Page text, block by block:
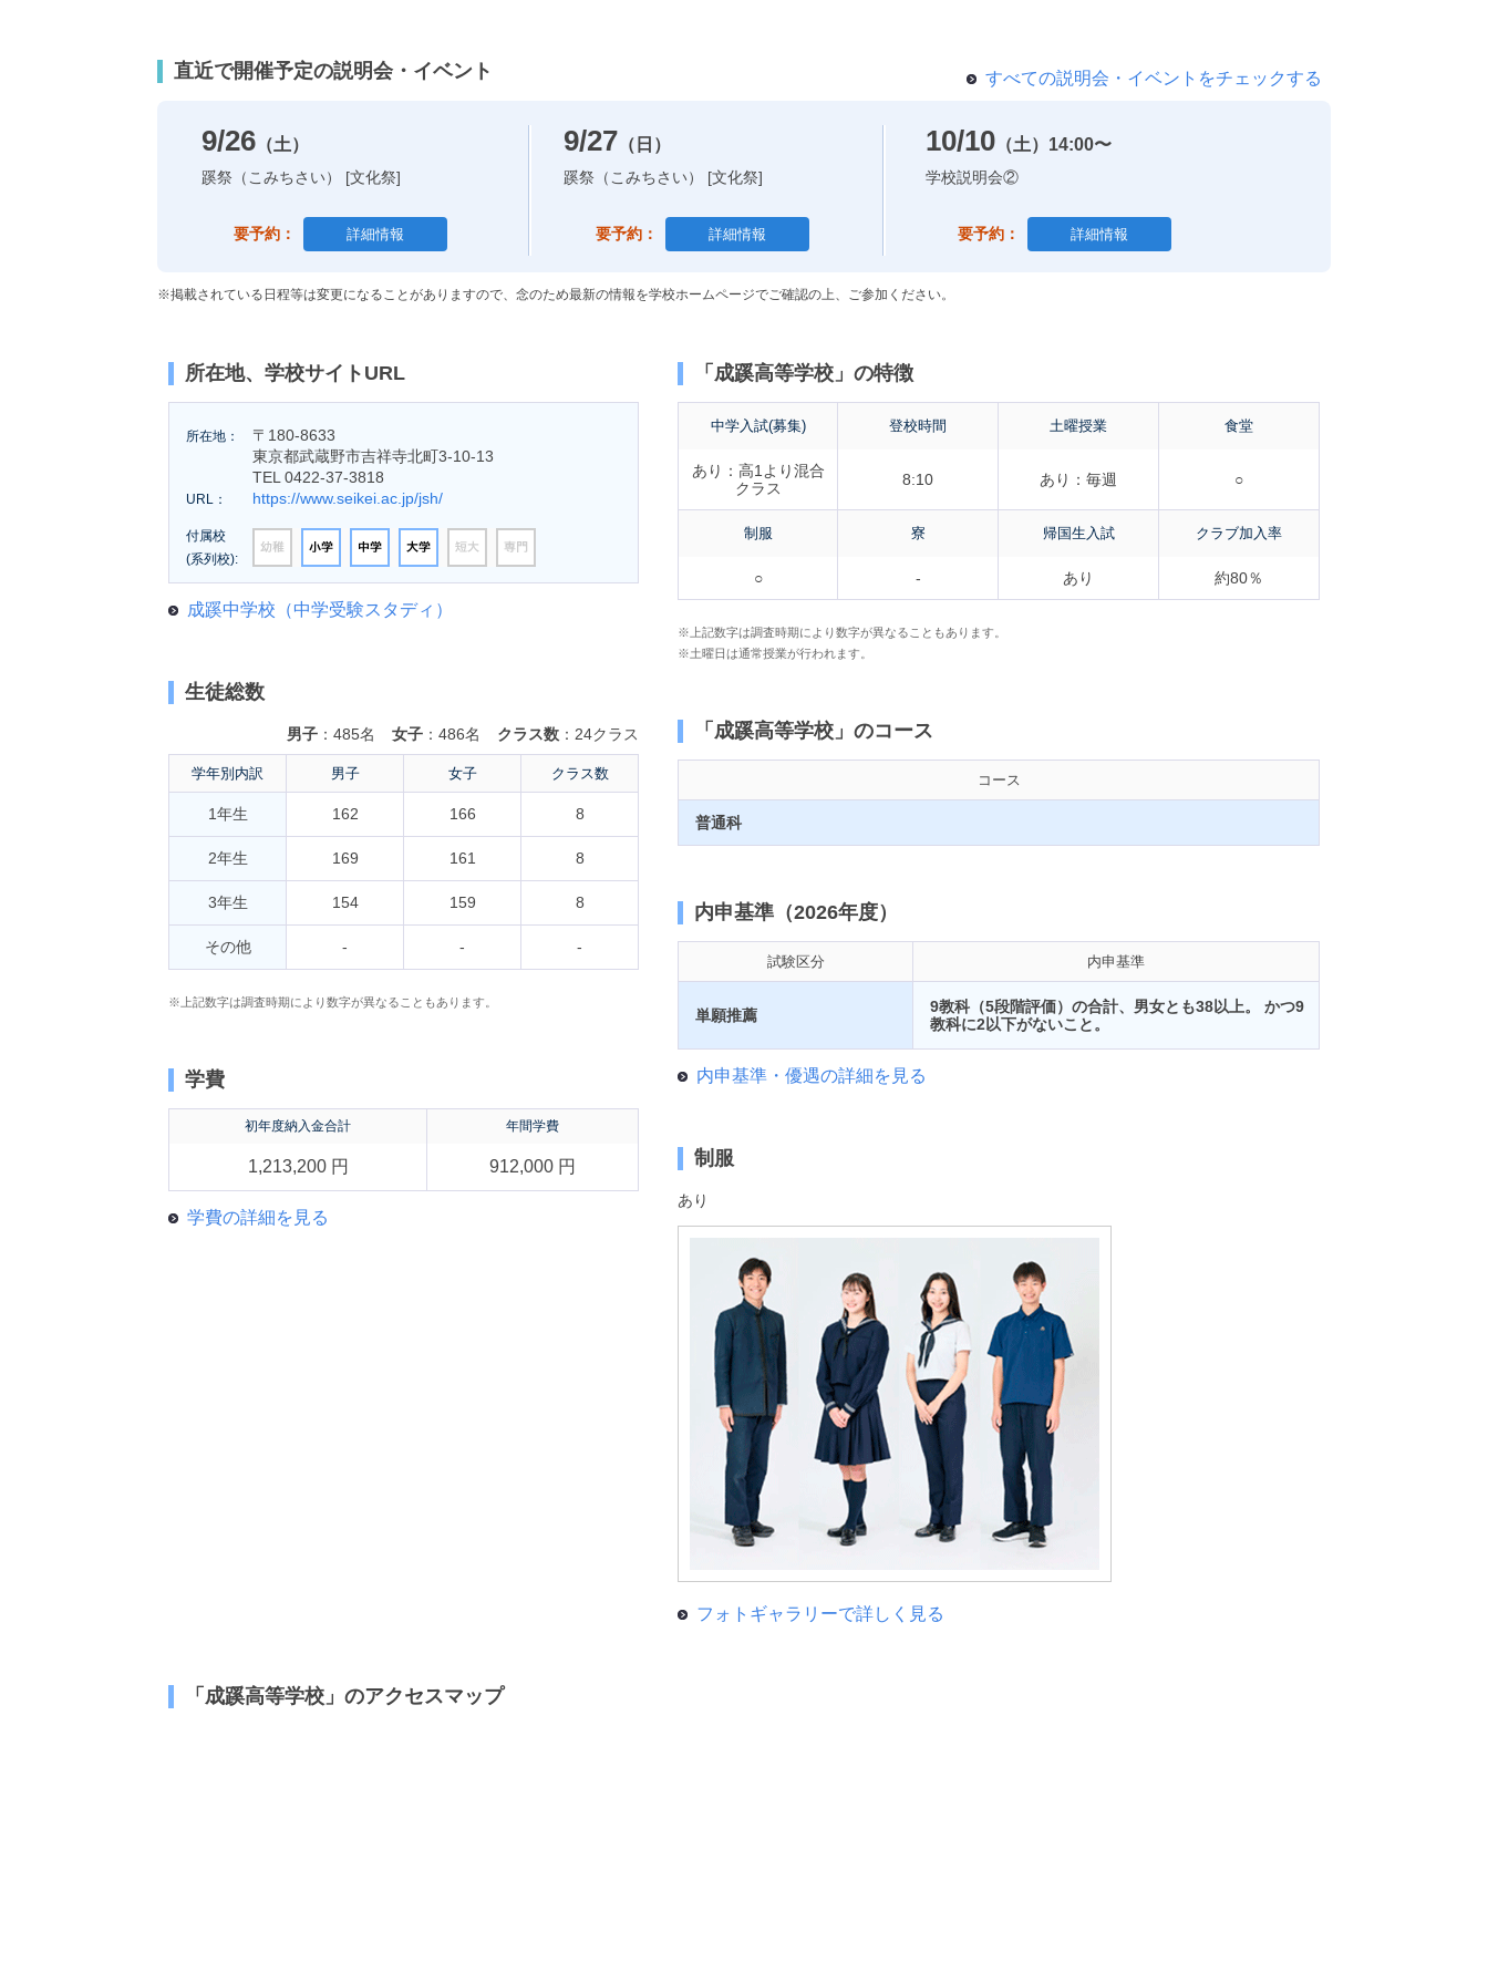
直近で開催予定の説明会・イベント すべての説明会・イベントをチェックする
9/26 （土）
蹊祭（こみちさい） [文化祭]
要予約： 詳細情報
9/27 （日）
蹊祭（こみちさい） [文化祭]
要予約： 詳細情報
10/10 （土） 14:00〜
学校説明会②
要予約： 詳細情報
※掲載されている日程等は変更になることがありますので、念のため最新の情報を学校ホームページでご確認の上、ご参加ください。
所在地、学校サイトURL
所在地：
〒180-8633
東京都武蔵野市吉祥寺北町3-10-13
TEL 0422-37-3818
URL： https://www.seikei.ac.jp/jsh/
付属校
(系列校):
成蹊中学校（中学受験スタディ）
生徒総数
男子 ：485名 女子 ：486名 クラス数 ：24クラス
学年別内訳 男子 女子 クラス数
1年生 162 166 8
2年生 169 161 8
3年生 154 159 8
その他 - - -
※上記数字は調査時期により数字が異なることもあります。
学費
初年度納入金合計 年間学費
1,213,200 円 912,000 円
学費の詳細を見る
「成蹊高等学校」の特徴
中学入試(募集) 登校時間 土曜授業 食堂
あり：高1より混合
クラス
8:10 あり：毎週 ○
制服 寮 帰国生入試 クラブ加入率
○ - あり 約80％
※上記数字は調査時期により数字が異なることもあります。
※土曜日は通常授業が行われます。
「成蹊高等学校」のコース
コース
普通科
内申基準（2026年度）
試験区分 内申基準
単願推薦
9教科（5段階評価）の合計、男女とも38以上。 かつ9
教科に2以下がないこと。
内申基準・優遇の詳細を見る
制服
あり
フォトギャラリーで詳しく見る
「成蹊高等学校」のアクセスマップ